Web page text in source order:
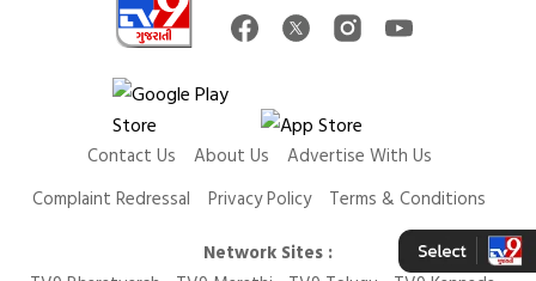
Contact Us About Us
Advertise With Us
Complaint Redressal
Privacy Policy
Terms & Conditions
Network Sites :